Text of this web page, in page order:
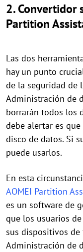
2. Convertidor
Partition
Las dos
hay un punto
de la seguridad de
Administración de
borrarán todos los
debe alertar es
disco de datos. Si
puede usarlos.
En esta
AOMEI Partition
es un software de
que los usuarios
sus dispositivos de
Administración de